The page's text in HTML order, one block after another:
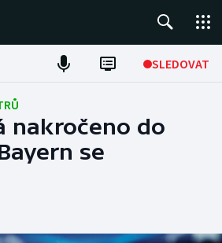
SLEDOVAT
nakročeno do
se